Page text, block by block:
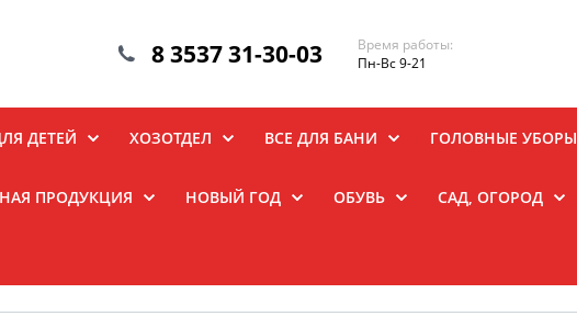
8 3537 31-30-03
Время работы:
Пн-Вс 9-21
ДЕТЕЙ ХОЗОТДЕЛ ВСЕ ДЛЯ БАНИ ГОЛОВНЫЕ УБОРЫ
ПРОДУКЦИЯ НОВЫЙ ГОД ОБУВЬ САД, ОГОРОД